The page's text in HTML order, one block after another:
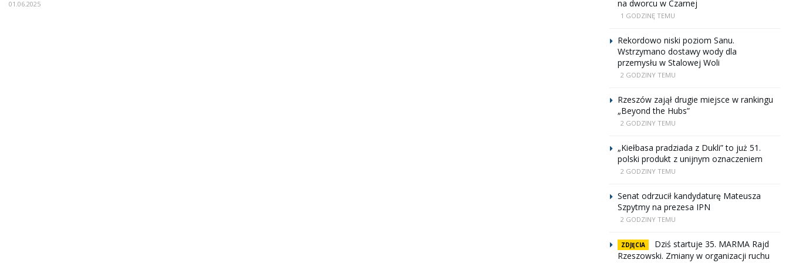
01.06.2025
na dworcu w Czarnej
1 GODZINĘ TEMU
Rekordowo niski poziom Sanu.
Wstrzymano dostawy wody dla
przemysłu w Stalowej Woli
2 GODZINY TEMU
Rzeszów zajął drugie miejsce w rankingu
„Beyond the Hubs”
2 GODZINY TEMU
„Kiełbasa pradziada z Dukli” to już 51.
polski produkt z unijnym oznaczeniem
2 GODZINY TEMU
Senat odrzucił kandydaturę Mateusza
Szpytmy na prezesa IPN
2 GODZINY TEMU
ZDJĘCIA
Dziś startuje 35. MARMA Rajd
Rzeszowski. Zmiany w organizacji ruchu